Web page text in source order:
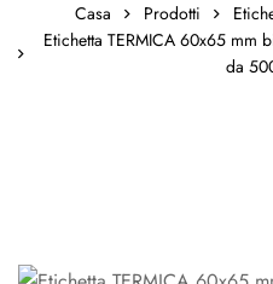
Casa Prodotti
Etichetta TERMICA 60x65 mm
da